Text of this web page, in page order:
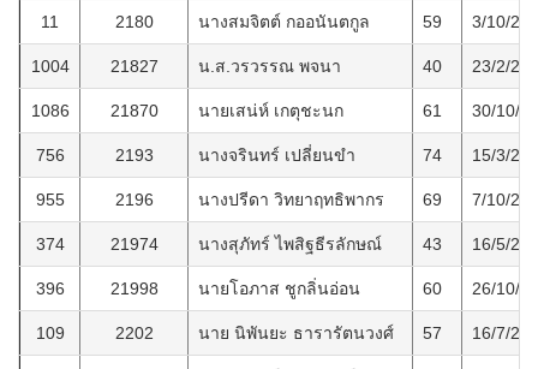
11 2180 นางสมจิตต์ กออนันตกูล 59 3/10/
1004 21827 น.ส.วรวรรณ พจนา 40 23/2/
1086 21870 นายเสน่ห์ เกตุชะนก 61 30/10/
756 2193 นางจรินทร์ เปลี่ยนขำ 74 15/3/
955 2196 นางปรีดา วิทยาฤทธิพากร 69 7/10/
374 21974 นางสุภัทร์ ไพสิฐธีรลักษณ์ 43 16/5/
396 21998 นายโอภาส ชูกลิ่นอ่อน 60 26/10/
109 2202 นาย นิพันยะ ธารารัตนวงศ์ 57 16/7/